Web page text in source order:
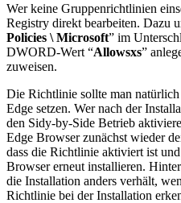
Wer keine Gruppenrichtlinien
Registry direkt bearbeiten. Dazu
Policies \ Microsoft” im
DWORD-Wert “Allowsxs”
zuweisen.
Die Richtlinie sollte man natürlich
Edge setzen. Wer nach der
den Sidy-by-Side Betrieb
Edge Browser zunächst wieder
dass die Richtlinie aktiviert ist
Browser erneut installieren.
die Installation anders verhält,
Richtlinie bei der Installation